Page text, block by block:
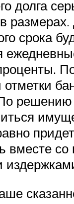
долга
срока
отметки
вместе со